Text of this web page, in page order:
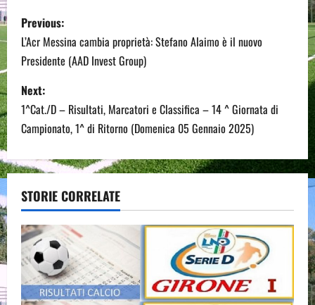
P
o
s
t
n
a
v
i
g
a
Previous:
L’Acr Messina cambia proprietà: Stefano Alaimo è il nuovo
Presidente (AAD Invest Group)
Next:
1^Cat./D – Risultati, Marcatori e Classifica – 14 ^ Giornata di
Campionato, 1^ di Ritorno (Domenica 05 Gennaio 2025)
STORIE CORRELATE